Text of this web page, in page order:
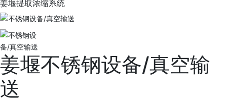
姜堰提取浓缩系统
姜堰不锈钢设备/真空输
送